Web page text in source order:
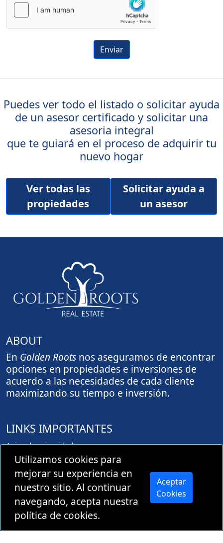
Enviar
Puedes ver todo el listado o solicitar ayuda
de un asesor certificado y solicitar una
asesoria integral
que te guiará en el proceso de adquirir tu
nuevo hogar
Ver todas las
propiedades
Solicitar ayuda a
un asesor
ABOUT
En Golden Roots nos aseguramos de encontrar
opciones en propiedades e inversiones de
acuerdo a las necesidades de cada cliente
maximizando su tiempo e inversión.
LINKS IMPORTANTES
Aviso de privacidad
Aprovación de registro PROFECO
Copyright © 2026 Todos los derechos
reservados porGolden Roots Real Estate
Utilizamos cookies para
mejorar su experiencia en
nuestro sitio. Al continuar
navegando, acepta nuestra
política de cookies.
Aceptar
Cookies